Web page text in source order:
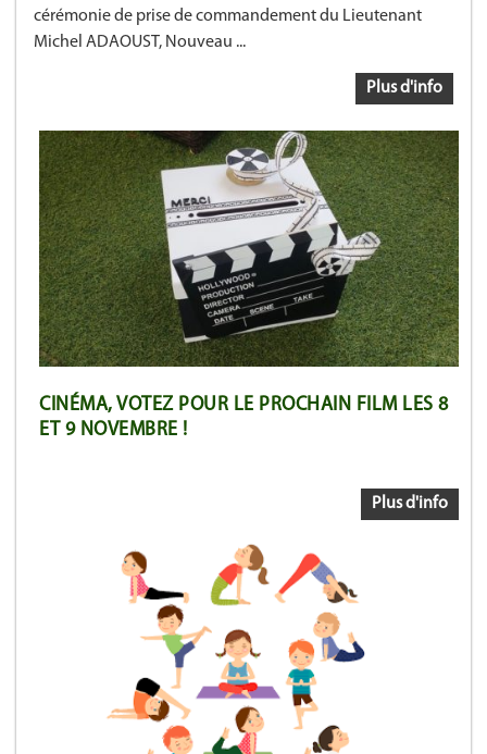
cérémonie de prise de commandement du Lieutenant
Michel ADAOUST, Nouveau ...
Plus d'info
CINÉMA, VOTEZ POUR LE PROCHAIN FILM LES 8
ET 9 NOVEMBRE !
Plus d'info